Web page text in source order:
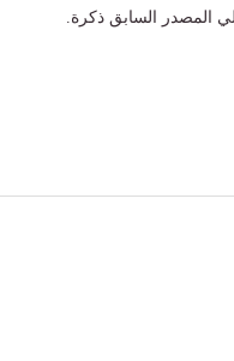
المصدر السابق ذكرة.